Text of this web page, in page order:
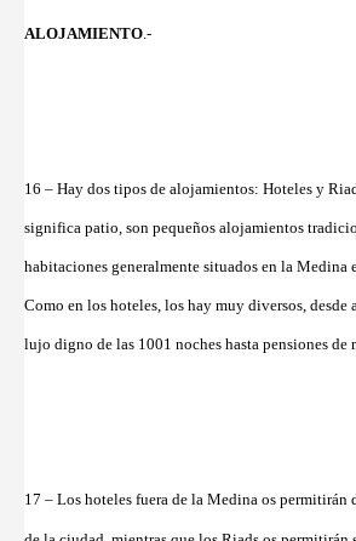
ALOJAMIENTO.-
16 – Hay dos tipos de alojamientos: Hoteles y
significa patio, son pequeños alojamientos
habitaciones generalmente situados en la Medina
Como en los hoteles, los hay muy diversos, desde
lujo digno de las 1001 noches hasta pensiones de
17 – Los hoteles fuera de la Medina os